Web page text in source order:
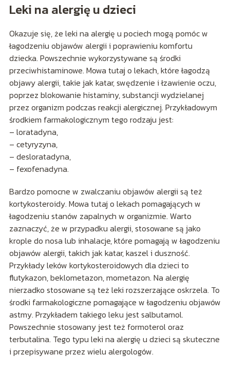
Leki na alergię u dzieci
Okazuje się, że leki na alergię u pociech mogą pomóc w
łagodzeniu objawów alergii i poprawieniu komfortu
dziecka. Powszechnie wykorzystywane są środki
przeciwhistaminowe. Mowa tutaj o lekach, które łagodzą
objawy alergii, takie jak katar, swędzenie i łzawienie oczu,
poprzez blokowanie histaminy, substancji wydzielanej
przez organizm podczas reakcji alergicznej. Przykładowym
środkiem farmakologicznym tego rodzaju jest:
– loratadyna,
– cetyryzyna,
– desloratadyna,
– fexofenadyna.
Bardzo pomocne w zwalczaniu objawów alergii są też
kortykosteroidy. Mowa tutaj o lekach pomagających w
łagodzeniu stanów zapalnych w organizmie. Warto
zaznaczyć, że w przypadku alergii, stosowane są jako
krople do nosa lub inhalacje, które pomagają w łagodzeniu
objawów alergii, takich jak katar, kaszel i duszność.
Przykłady leków kortykosteroidowych dla dzieci to
flutykazon, beklometazon, mometazon. Na alergię
nierzadko stosowane są też leki rozszerzające oskrzela. To
środki farmakologiczne pomagające w łagodzeniu objawów
astmy. Przykładem takiego leku jest salbutamol.
Powszechnie stosowany jest też formoterol oraz
terbutalina. Tego typu leki na alergię u dzieci są skuteczne
i przepisywane przez wielu alergologów.